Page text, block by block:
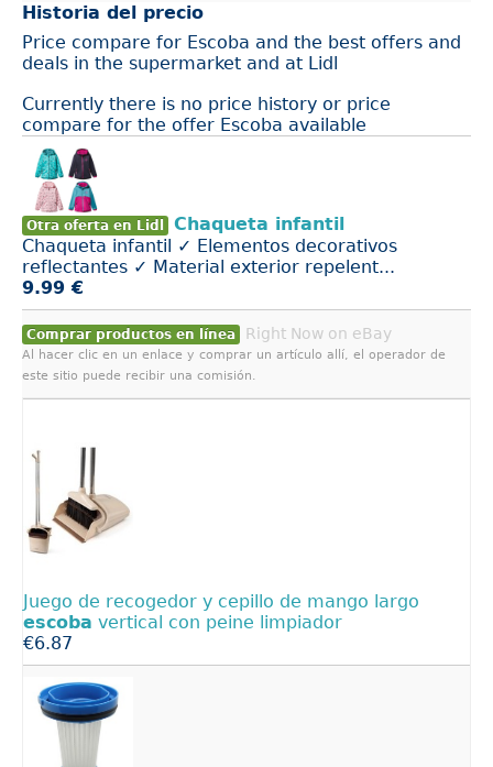
Historia del precio
Price compare for Escoba and the best offers and
deals in the supermarket and at Lidl
Currently there is no price history or price
compare for the offer Escoba available
Otra oferta en Lidl
Chaqueta infantil
Chaqueta infantil ✓ Elementos decorativos
reflectantes ✓ Material exterior repelent...
9.99 €
Comprar productos en línea Right Now on eBay
Al hacer clic en un enlace y comprar un artículo allí, el operador de
este sitio puede recibir una comisión.
Juego de recogedor y cepillo de mango largo
escoba vertical con peine limpiador
€6.87